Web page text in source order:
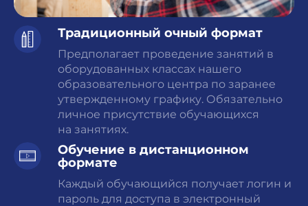
Традиционный очный формат
Предполагает проведение занятий в
оборудованных классах нашего
образовательного центра по заранее
утвержденному графику. Обязательно
личное присутствие обучающихся
на занятиях.
Обучение в дистанционном
формате
Каждый обучающийся получает логин и
пароль для доступа в электронный